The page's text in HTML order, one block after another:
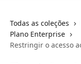
Todas as coleções
Plano Enterprise
Restringir o acesso